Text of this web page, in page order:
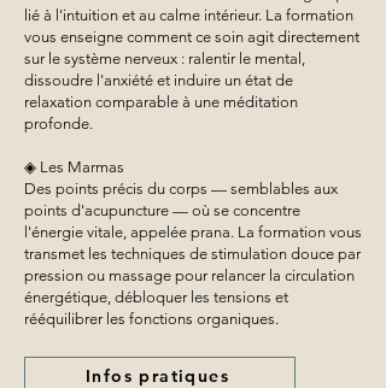
lié à l'intuition et au calme intérieur. La formation
vous enseigne comment ce soin agit directement
sur le système nerveux : ralentir le mental,
dissoudre l'anxiété et induire un état de
relaxation comparable à une méditation
profonde.
◈ Les Marmas
Des points précis du corps — semblables aux
points d'acupuncture — où se concentre
l'énergie vitale, appelée prana. La formation vous
transmet les techniques de stimulation douce par
pression ou massage pour relancer la circulation
énergétique, débloquer les tensions et
rééquilibrer les fonctions organiques.
Infos pratiques